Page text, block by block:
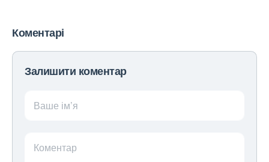
Коментарі
Залишити коментар
Ваше ім’я
Коментар